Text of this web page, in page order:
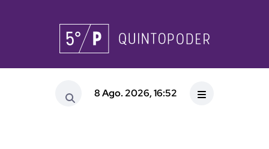
8 Ago. 2026, 16:52